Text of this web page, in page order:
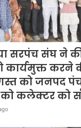
सरपंच संघ ने
कार्यमुक्त करने
को जनपद
कलेक्टर को